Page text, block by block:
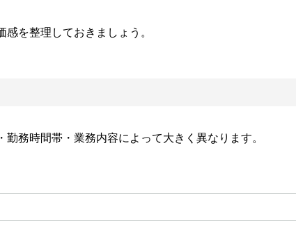
を整理しておきましょう。
務時間帯・業務内容によって大きく異なります。